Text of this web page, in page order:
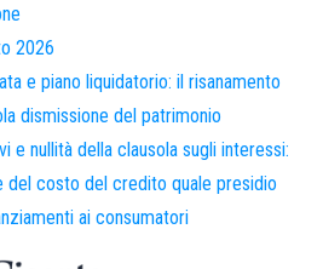
2026
e piano liquidatorio: il risanamento
dismissione del patrimonio
e nullità della clausola sugli interessi:
del costo del credito quale presidio
ai consumatori